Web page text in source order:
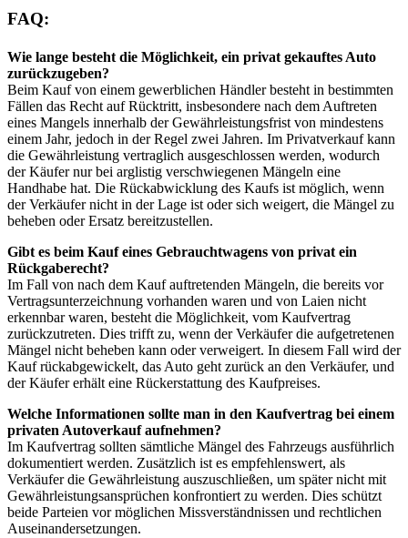
FAQ:
Wie lange besteht die Möglichkeit, ein privat gekauftes Auto
zurückzugeben?
Beim Kauf von einem gewerblichen Händler besteht in bestimmten
Fällen das Recht auf Rücktritt, insbesondere nach dem Auftreten
eines Mangels innerhalb der Gewährleistungsfrist von mindestens
einem Jahr, jedoch in der Regel zwei Jahren. Im Privatverkauf kann
die Gewährleistung vertraglich ausgeschlossen werden, wodurch
der Käufer nur bei arglistig verschwiegenen Mängeln eine
Handhabe hat. Die Rückabwicklung des Kaufs ist möglich, wenn
der Verkäufer nicht in der Lage ist oder sich weigert, die Mängel zu
beheben oder Ersatz bereitzustellen.
Gibt es beim Kauf eines Gebrauchtwagens von privat ein
Rückgaberecht?
Im Fall von nach dem Kauf auftretenden Mängeln, die bereits vor
Vertragsunterzeichnung vorhanden waren und von Laien nicht
erkennbar waren, besteht die Möglichkeit, vom Kaufvertrag
zurückzutreten. Dies trifft zu, wenn der Verkäufer die aufgetretenen
Mängel nicht beheben kann oder verweigert. In diesem Fall wird der
Kauf rückabgewickelt, das Auto geht zurück an den Verkäufer, und
der Käufer erhält eine Rückerstattung des Kaufpreises.
Welche Informationen sollte man in den Kaufvertrag bei einem
privaten Autoverkauf aufnehmen?
Im Kaufvertrag sollten sämtliche Mängel des Fahrzeugs ausführlich
dokumentiert werden. Zusätzlich ist es empfehlenswert, als
Verkäufer die Gewährleistung auszuschließen, um später nicht mit
Gewährleistungsansprüchen konfrontiert zu werden. Dies schützt
beide Parteien vor möglichen Missverständnissen und rechtlichen
Auseinandersetzungen.